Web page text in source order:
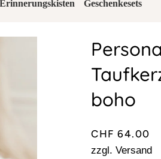
Erinnerungskisten Geschenkesets
boho
CHF 64.00
zzgl. Versand